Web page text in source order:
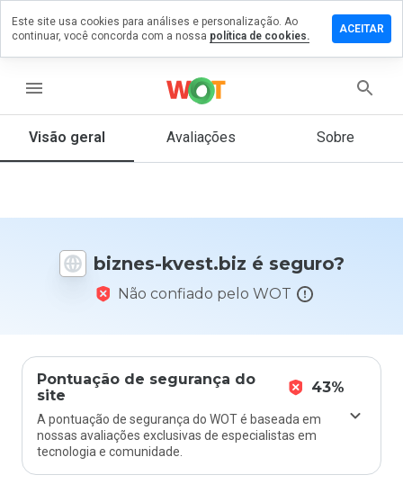
menu
Visão geral Avaliações Sobre
biznes-kvest.biz é seguro?
Não confiado pelo WOT
Pontuação de segurança do
site
43%
A pontuação de segurança do WOT é baseada em
nossas avaliações exclusivas de especialistas em
tecnologia e comunidade.
um
a 5,
Este site usa cookies para análises e personalização. Ao
continuar, você concorda com a nossa política de cookies.
ACEITAR